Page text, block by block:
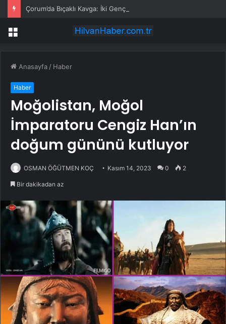
Çorum’da Bıçaklı Kavga: İki Genç Yaralı
Menü
Anasayfa / Haber
Haber
Moğolistan, Moğol
İmparatoru Cengiz Han’ın
doğum gününü kutluyor
OSMAN ÖĞÜTMEN KOÇ Kasım 14, 2023 0 2
Bir dakikadan az